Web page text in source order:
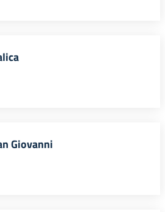
Giovanni